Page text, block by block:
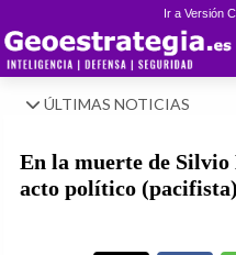
Ir a Versión
ÚLTIMAS NOTICIAS
En la muerte de
acto político